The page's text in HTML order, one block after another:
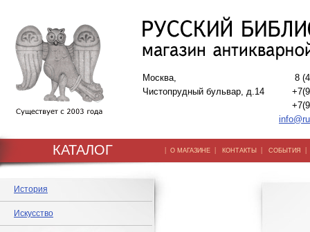
Москва,
Чистопрудный бульвар, д.14
8
КАТАЛОГ | О МАГАЗИНЕ | КОНТАКТЫ | СОБЫТИЯ
История
Искусство